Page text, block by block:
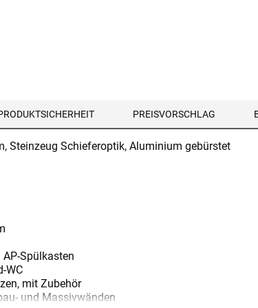
PREISVORSCHLAG
Steinzeug Schieferoptik, Aluminium gebürstet
Spülkasten
WC
mit Zubehör
und Massivwänden